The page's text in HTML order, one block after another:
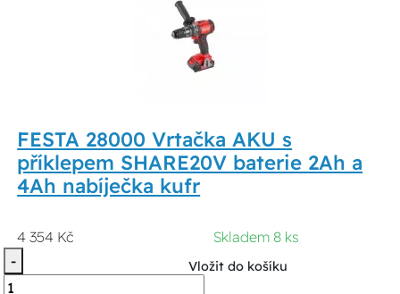
FESTA 28000 Vrtačka AKU s
příklepem SHARE20V baterie 2Ah a
4Ah nabíječka kufr
4 354 Kč
Skladem 8 ks
-
Vložit do košíku